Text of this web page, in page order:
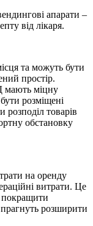
апарати –
від лікаря.
та можуть бути
простір.
мають міцну
розміщені
розподіл товарів
обстановку
на оренду
витрати. Це
покращити
прагнуть розширити